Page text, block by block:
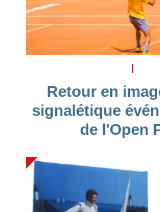
Retour en
signalétique
de l'Open